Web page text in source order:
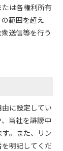
は各権利所有
範囲を超え
送信等を行う
に設定してい
当社を誹謗中
。また、リン
明記してくだ